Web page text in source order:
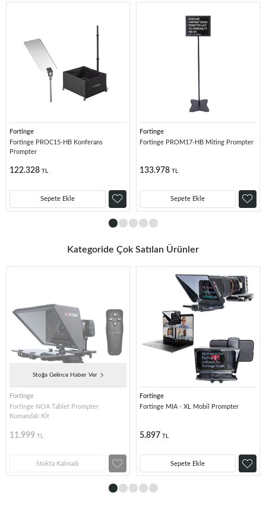
Fortinge
Fortinge PROC15-HB Konferans
Prompter
122.328 TL
Sepete Ekle
Fortinge
Fortinge PROM17-HB Miting Prompter
133.978 TL
Sepete Ekle
Kategoride Çok Satılan Ürünler
Stoğa Gelince Haber Ver
Fortinge
Fortinge NOA Tablet Prompter
Kumandalı Kit
11.999 TL
Stokta Kalmadı
Fortinge
Fortinge MIA - XL Mobil Prompter
5.897 TL
Sepete Ekle